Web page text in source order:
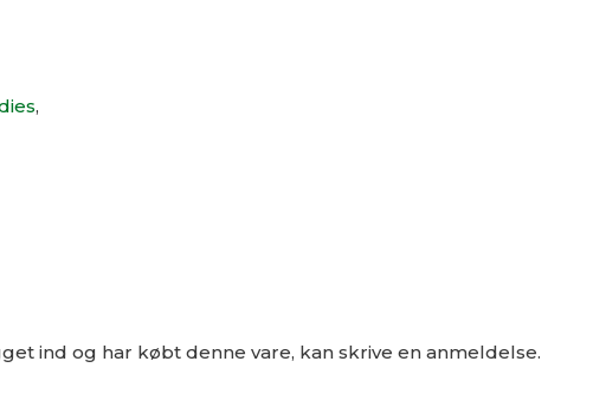
,
ind og har købt denne vare, kan skrive en anmeldelse.